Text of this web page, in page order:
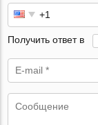
Получить ответ в